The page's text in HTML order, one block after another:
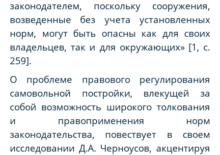
законодателем, поскольку сооружения,
возведенные без учета установленных
норм, могут быть опасны как для своих
владельцев, так и для окружающих» [1, с.
259].
О проблеме правового регулирования
самовольной постройки, влекущей за
собой возможность широкого толкования
и правоприменения норм
законодательства, повествует в своем
исследовании Д.А. Черноусов, акцентируя